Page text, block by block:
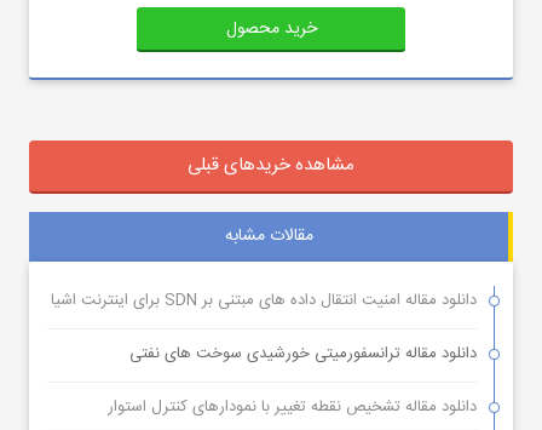
خرید محصول
مشاهده خریدهای قبلی
مقالات مشابه
دانلود مقاله امنیت انتقال داده های مبتنی بر SDN برای اینترنت اشیا
دانلود مقاله ترانسفورمیتی خورشیدی سوخت های نفتی
دانلود مقاله تشخیص نقطه تغییر با نمودارهای کنترل استوار